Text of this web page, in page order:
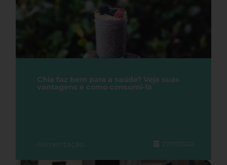
Chia faz bem para a saúde? Veja suas
vantagens e como consumi-la
Alimentação 27/07/2026